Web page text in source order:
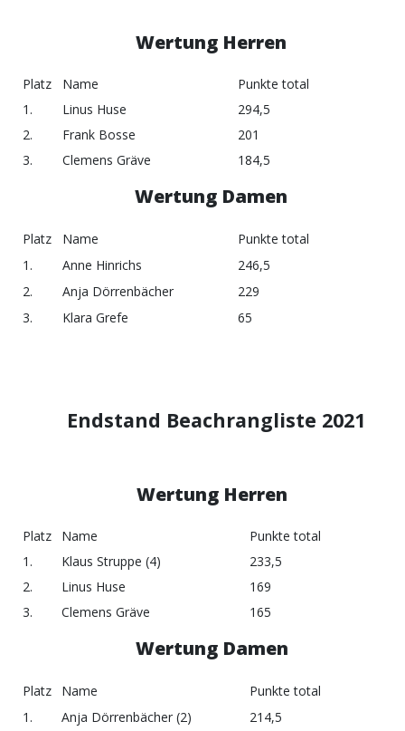
Wertung Herren
Platz Name
Punkte total
1.
Linus Huse
294,5
2.
Frank Bosse
201
3.
Clemens Gräve 184,5
Wertung Damen
Platz Name
Punkte total
1.
Anne Hinrichs
246,5
2.
Anja Dörrenbächer
229
3.
Klara Grefe 65
Endstand Beachrangliste 2021
Wertung Herren
Platz Name
Punkte total
1.
Klaus Struppe (4)
233,5
2.
Linus Huse
169
3.
Clemens Gräve 165
Wertung Damen
Platz Name
Punkte total
1.
Anja Dörrenbächer (2) 214,5